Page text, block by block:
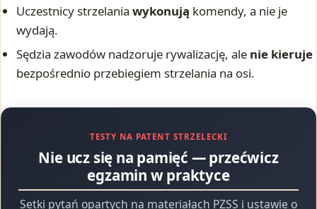
Uczestnicy strzelaniawykonują komendy, a nie je
wydają.
Sędzia zawodów nadzoruje rywalizację, ale nie kieruje
bezpośrednio przebiegiem strzelania na osi.
TESTY NA PATENT STRZELECKI
Nie ucz się na pamięć — przećwicz
egzamin w praktyce
Setki pytań opartych na materiałach PZSS i ustawie o